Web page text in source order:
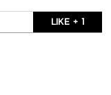
LIKE + 1